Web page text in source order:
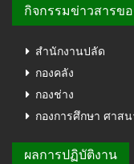
กิจกรรมข่าวสารข
สำนักงานปลัด
กองคลัง
กองช่าง
กองการศึกษา ศาส
ผลการปฏิบัติงาน